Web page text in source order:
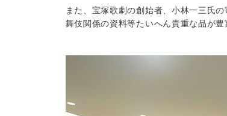
また、宝塚歌劇の創始者、小林一三氏
舞伎関係の資料等たいへん貴重な品が豊